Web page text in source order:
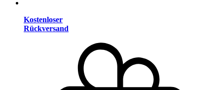
Kostenloser
Rückversand